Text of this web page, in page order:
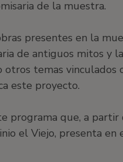
de la muestra.
presentes en la
de antiguos mitos y
temas vinculados
este proyecto.
programa que, a
el Viejo, presenta en